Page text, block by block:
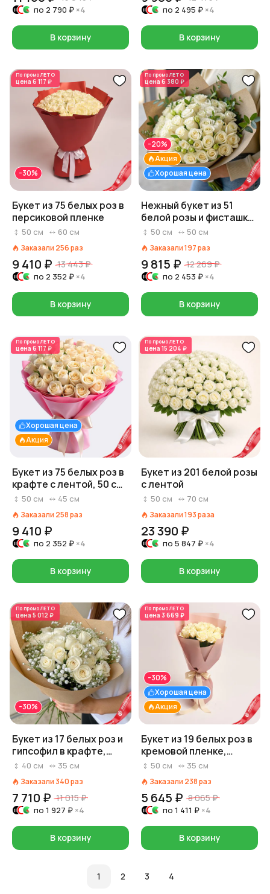
по 2 790 ₽ ×4
В корзину
по 2 495 ₽ ×4
В корзину
По промоЛЕТО
цена 6 117 ₽
-30%
Букет из 75 белых роз в
персиковой пленке
50 см 60 см
Заказали 256раз
9 410 ₽ 13 443 ₽
по 2 352 ₽ ×4
В корзину
По промоЛЕТО
цена 6 380 ₽
Хорошая цена
Акция
-20%
Нежный букет из 51
белой розы и фисташки
в крафте, Россия, 50 см
50 см 50 см
Заказали197раз
9 815 ₽ 12 269 ₽
по 2 453 ₽ ×4
В корзину
По промоЛЕТО
цена 6 117 ₽
Акция
Хорошая цена
Букет из 75 белых роз в
крафте с лентой, 50 см,
Россия
50 см 45 см
Заказали 258раз
9 410 ₽
по 2 352 ₽ ×4
В корзину
По промоЛЕТО
цена 15 204 ₽
Букет из 201 белой розы
с лентой
50 см 70 см
Заказали193раза
23 390 ₽
по 5 847 ₽ ×4
В корзину
По промоЛЕТО
цена 5 012 ₽
-30%
Букет из 17 белых роз и
гипсофил в крафте,
Россия, 40 см
40 см 35 см
Заказали 340раз
7 710 ₽ 11 015 ₽
по 1 927 ₽ ×4
В корзину
По промоЛЕТО
цена 3 669 ₽
Акция
Хорошая цена
-30%
Букет из 19 белых роз в
кремовой пленке,
Россия, 50 см
50 см 35 см
Заказали 238раз
5 645 ₽ 8 065 ₽
по 1 411 ₽ ×4
В корзину
1 2 3 4